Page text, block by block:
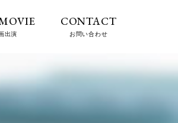
出演
CONTACT
お問い合わせ